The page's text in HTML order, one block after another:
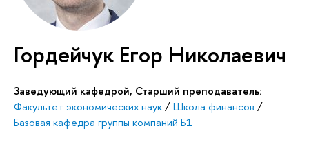
Гордейчук Егор Николаевич
заведующий кафедрой, Старший преподаватель:
Факультет экономических наук/Школа финансов /
Базовая кафедра группы компаний Б1